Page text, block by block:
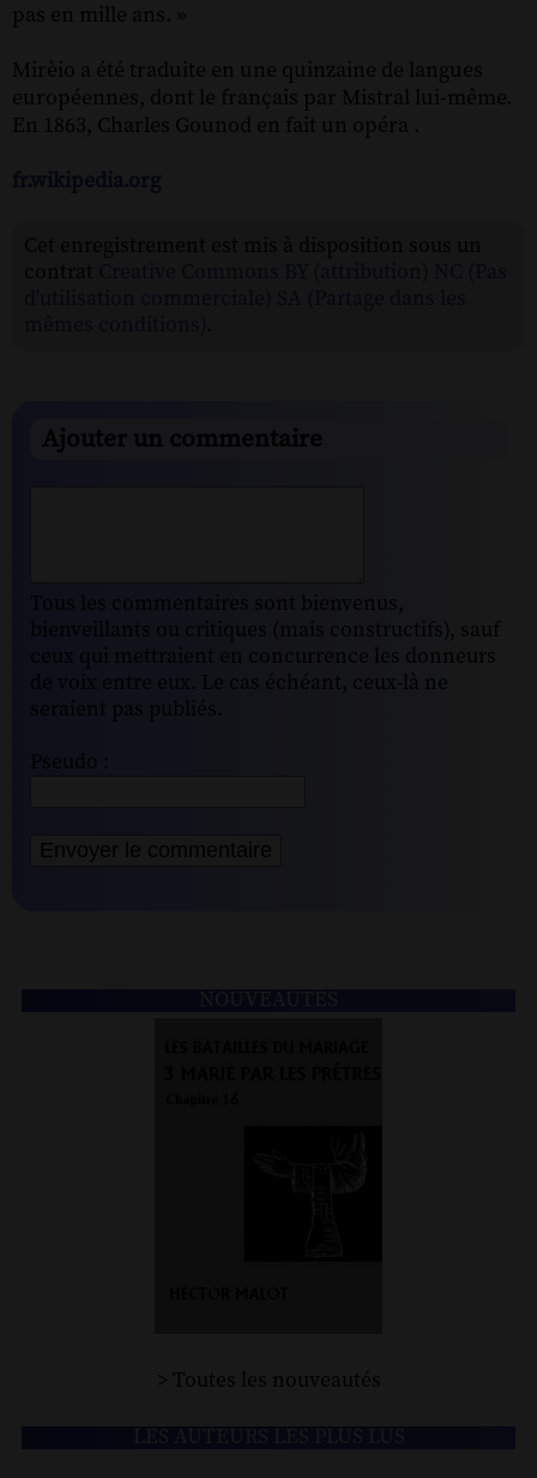
pas en mille ans. »
Mirèio a été traduite en une quinzaine de langues
européennes, dont le français par Mistral lui-même.
En 1863, Charles Gounod en fait un opéra .
Ajouter un commentaire
Tous les commentaires sont bienvenus,
bienveillants ou critiques (mais constructifs), sauf
ceux qui mettraient en concurrence les donneurs
de voix entre eux. Le cas échéant, ceux-là ne
seraient pas publiés.
Pseudo :
> Toutes les nouveautés